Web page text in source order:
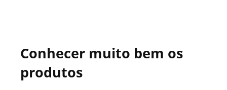
Conhecer muito bem os
produtos